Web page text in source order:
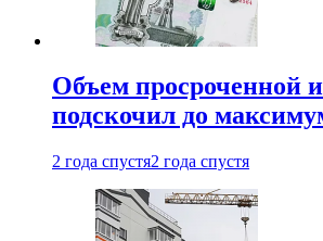
Объем просроченной
подскочил до
2 года спустя2 года спустя